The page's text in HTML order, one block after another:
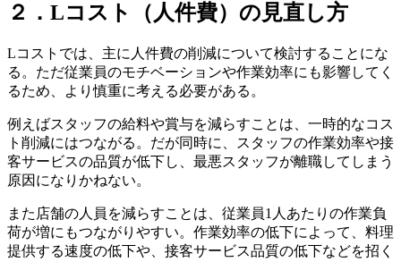
２．Lコスト（人件費）の見直し方
Lコストでは、主に人件費の削減について検討することにな
る。ただ従業員のモチベーションや作業効率にも影響してく
るため、より慎重に考える必要がある。
例えばスタッフの給料や賞与を減らすことは、一時的なコス
ト削減にはつながる。だが同時に、スタッフの作業効率や接
客サービスの品質が低下し、最悪スタッフが離職してしまう
原因になりかねない。
また店舗の人員を減らすことは、従業員1人あたりの作業負
荷が増にもつながりやすい。作業効率の低下によって、料理
提供する速度の低下や、接客サービス品質の低下などを招く